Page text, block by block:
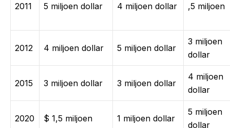
2011 5 miljoen dollar 4 miljoen dollar ,5 miljoen
2012 4 miljoen dollar 5 miljoen dollar
3 miljoen
dollar
2015 3 miljoen dollar 3 miljoen dollar
4 miljoen
dollar
2020 $ 1,5 miljoen 1 miljoen dollar
5 miljoen
dollar